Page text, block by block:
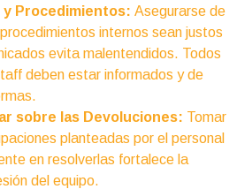
y Procedimientos: Asegurarse de
internos sean justos
evita malentendidos. Todos
deben estar informados y de
sobre las Devoluciones: Tomar
planteadas por el personal
en resolverlas fortalece la
del equipo.